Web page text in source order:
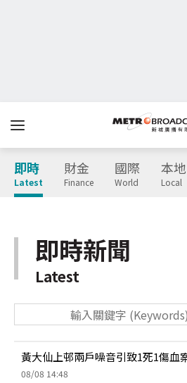
即時
Latest
財金
Finance
國際
World
本地
Local
即時新聞
Latest
黃大仙上邨兩戶噪音引致1死1傷血
08/08 14:48